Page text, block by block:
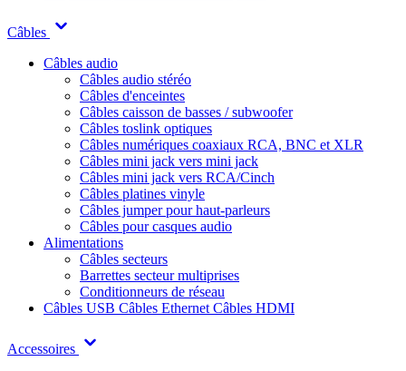
Câbles
Câbles audio
Câbles audio stéréo
Câbles d'enceintes
Câbles caisson de basses / subwoofer
Câbles toslink optiques
Câbles numériques coaxiaux RCA, BNC et XLR
Câbles mini jack vers mini jack
Câbles mini jack vers RCA/Cinch
Câbles platines vinyle
Câbles jumper pour haut-parleurs
Câbles pour casques audio
Alimentations
Câbles secteurs
Barrettes secteur multiprises
Conditionneurs de réseau
Câbles USB Câbles Ethernet Câbles HDMI
Accessoires